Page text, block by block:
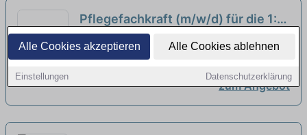
Alle Cookies akzeptieren Alle Cookies ablehnen
Einstellungen Datenschutzerklärung
Pflegefachkraft (m/w/d) für die 1:1
Kinderversorgung in Obernzell in
Teilzeit (50-75 %) - Hier bist Du
Pflegedienst Nightingale | Ortenburg
zum Angebot